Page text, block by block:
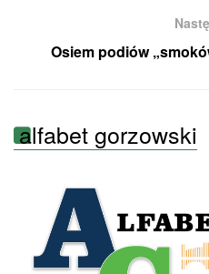
Osiem podiów
alfabet gorzowski